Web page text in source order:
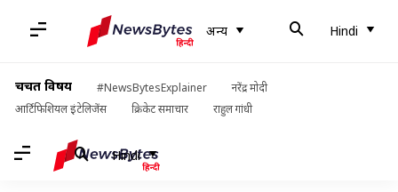
अन्य Hindi
चर्चित विषय #NewsBytesExplainer
नरेंद्र मोदी
आर्टिफिशियल इंटेलिजेंस
क्रिकेट समाचार राहुल गांधी
Hindi